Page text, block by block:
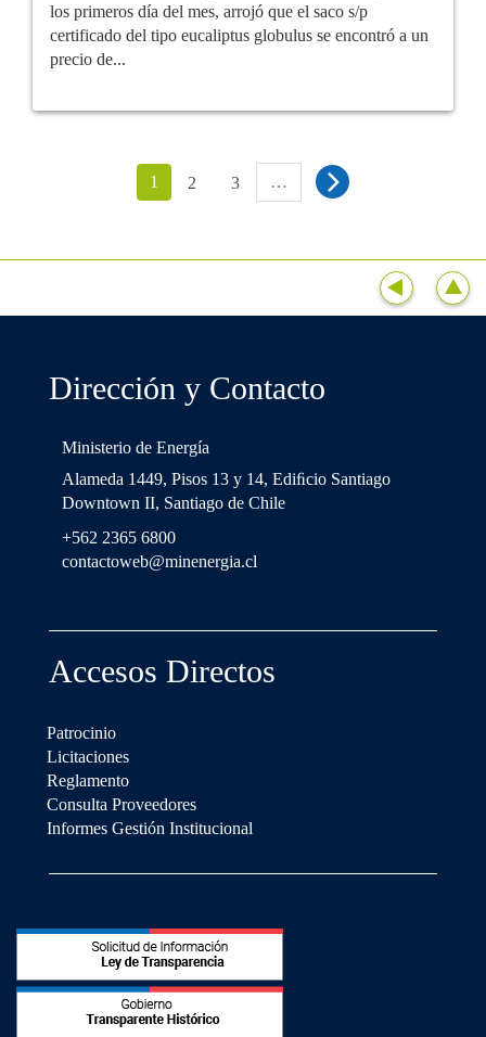
los primeros día del mes, arrojó que el saco s/p
certificado del tipo eucaliptus globulus se encontró a un
precio de...
1 2 3 …
Dirección y Contacto
Ministerio de Energía
Alameda 1449, Pisos 13 y 14, Ediﬁcio Santiago
Downtown II, Santiago de Chile
+562 2365 6800
contactoweb@minenergia.cl
Accesos Directos
Patrocinio
Licitaciones
Reglamento
Consulta Proveedores
Informes Gestión Institucional